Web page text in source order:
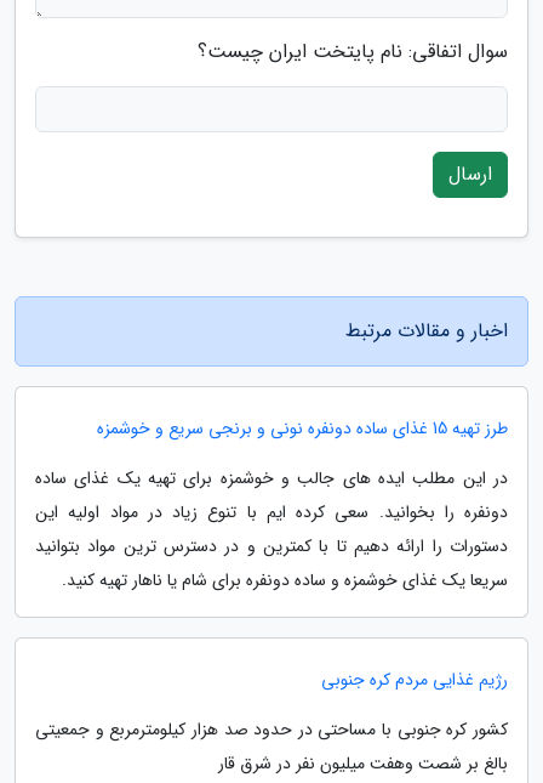
سوال اتفاقی: نام پایتخت ایران چیست؟
ارسال
اخبار و مقالات مرتبط
طرز تهیه 15 غذای ساده دونفره نونی و برنجی سریع و خوشمزه
در این مطلب ایده های جالب و خوشمزه برای تهیه یک غذای ساده
دونفره را بخوانید. سعی کرده ایم با تنوع زیاد در مواد اولیه این
دستورات را ارائه دهیم تا با کمترین و در دسترس ترین مواد بتوانید
سریعا یک غذای خوشمزه و ساده دونفره برای شام یا ناهار تهیه کنید.
رژیم غذایی مردم کره جنوبی
کشور کره جنوبی با مساحتی در حدود صد هزار کیلومترمربع و جمعیتی
بالغ بر شصت وهفت میلیون نفر در شرق قار